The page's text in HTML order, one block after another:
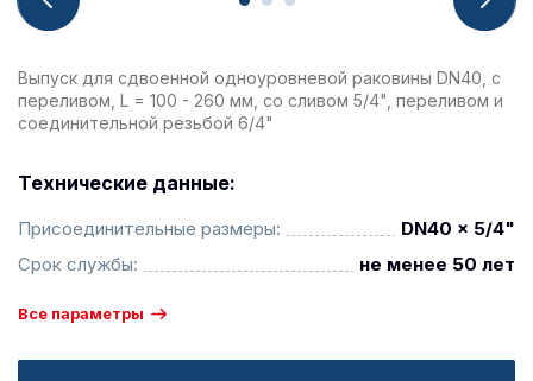
Выпуск для сдвоенной одноуровневой раковины DN40, с
переливом, L = 100 - 260 мм, со сливом 5/4", переливом и
соединительной резьбой 6/4"
Технические данные:
Присоединительные размеры:
DN40 x 5/4"
Срок службы:
не менее 50 лет
Все параметры